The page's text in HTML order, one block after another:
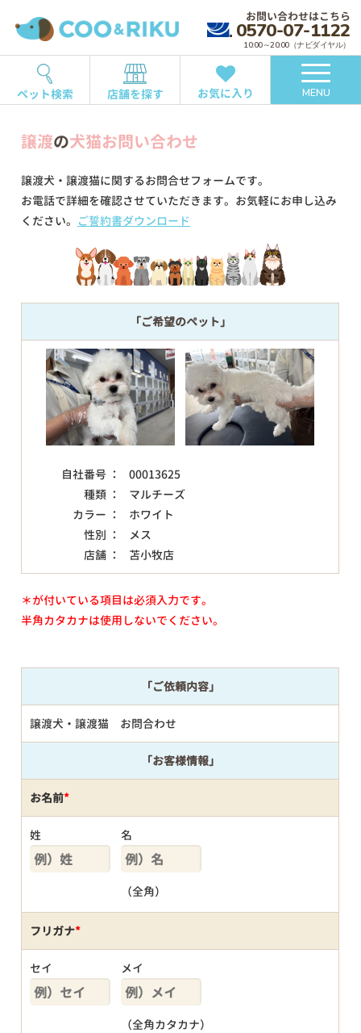
お問い合わせはこちら
0570-07-1122
10:00～20:00（ナビダイヤル）
ペット検索 店舗を探す お気に入り MENU
譲渡の犬猫お問い合わせ
譲渡犬・譲渡猫に関するお問合せフォームです。
お電話で詳細を確認させていただきます。お気軽にお申し込み
ください。 ご誓約書ダウンロード
「ご希望のペット」
自社番号 ：
00013625
種類 ：
マルチーズ
カラー ：
ホワイト
性別 ：
メス
店舗 ：
苫小牧店
＊が付いている項目は必須入力です。
半角カタカナは使用しないでください。
「ご依頼内容」
譲渡犬・譲渡猫 お問合わせ
「お客様情報」
お名前*
姓 名
（全角）
フリガナ*
セイ メイ
（全角カタカナ）